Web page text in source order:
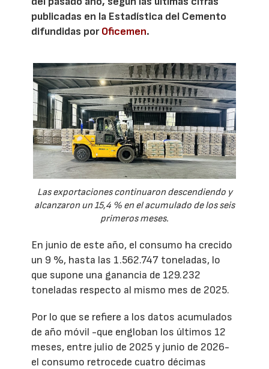
publicadas en la Estadística del Cemento
difundidas porOficemen.
Las exportaciones continuaron descendiendo y
alcanzaron un 15,4 % en el acumulado de los seis
primeros meses.
En junio de este año, el consumo ha crecido
un 9 %, hasta las 1.562.747 toneladas, lo
que supone una ganancia de 129.232
toneladas respecto al mismo mes de 2025.
Por lo que se refiere a los datos acumulados
de año móvil -que engloban los últimos 12
meses, entre julio de 2025 y junio de 2026-
el consumo retrocede cuatro décimas